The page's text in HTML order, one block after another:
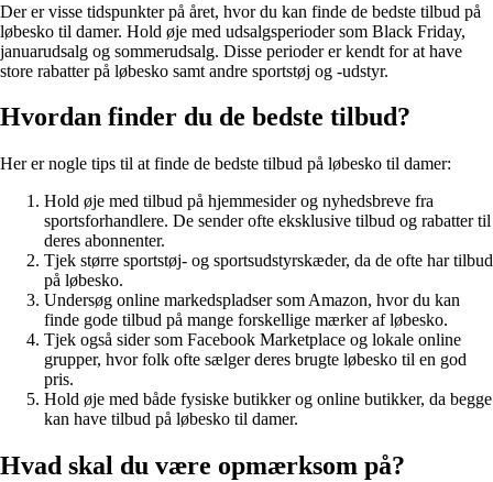
Der er visse tidspunkter på året, hvor du kan finde de bedste tilbud på
løbesko til damer. Hold øje med udsalgsperioder som Black Friday,
januarudsalg og sommerudsalg. Disse perioder er kendt for at have
store rabatter på løbesko samt andre sportstøj og -udstyr.
Hvordan finder du de bedste tilbud?
Her er nogle tips til at finde de bedste tilbud på løbesko til damer:
Hold øje med tilbud på hjemmesider og nyhedsbreve fra
sportsforhandlere. De sender ofte eksklusive tilbud og rabatter til
deres abonnenter.
Tjek større sportstøj- og sportsudstyrskæder, da de ofte har tilbud
på løbesko.
Undersøg online markedspladser som Amazon, hvor du kan
finde gode tilbud på mange forskellige mærker af løbesko.
Tjek også sider som Facebook Marketplace og lokale online
grupper, hvor folk ofte sælger deres brugte løbesko til en god
pris.
Hold øje med både fysiske butikker og online butikker, da begge
kan have tilbud på løbesko til damer.
Hvad skal du være opmærksom på?